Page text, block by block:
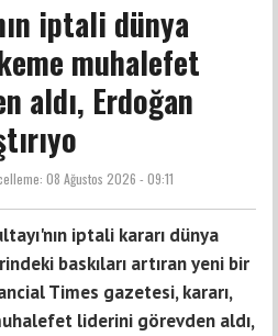
iptali dünya
muhalefet
aldı, Erdoğan
08 Ağustos 2026 - 09:11
iptali kararı dünya
baskıları artıran yeni bir
Times gazetesi, kararı,
liderini görevden aldı,